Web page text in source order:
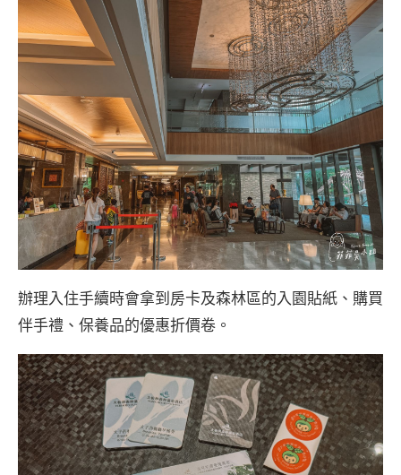
辦理入住手續時會拿到房卡及森林區的入園貼紙、購買
伴手禮、保養品的優惠折價卷。